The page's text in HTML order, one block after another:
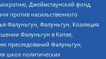
Джеймстаунский фонд,
против насильственного
Фалуньгун, Фалуньгун, Коалиция
Фалуньгун в Китае,
преследований Фалуньгун,
школ политических